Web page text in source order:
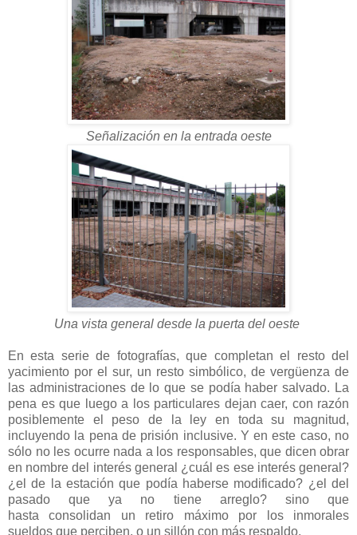
Señalización en la entrada oeste
Una vista general desde la puerta del oeste
En esta serie de fotografías, que completan el resto del
yacimiento por el sur, un resto simbólico, de vergüenza de
las administraciones de lo que se podía haber salvado. La
pena es que luego a los particulares dejan caer, con razón
posiblemente el peso de la ley en toda su magnitud,
incluyendo la pena de prisión inclusive. Y en este caso, no
sólo no les ocurre nada a los responsables, que dicen obrar
en nombre del interés general ¿cuál es ese interés general?
¿el de la estación que podía haberse modificado? ¿el del
pasado que ya no tiene arreglo? sino que
hasta consolidan un retiro máximo por los inmorales
sueldos que perciben, o un sillón con más respaldo.